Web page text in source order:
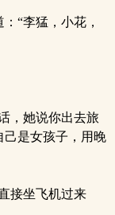
“李猛，小花，
，她说你出去旅
己是女孩子，用晚
接坐飞机过来